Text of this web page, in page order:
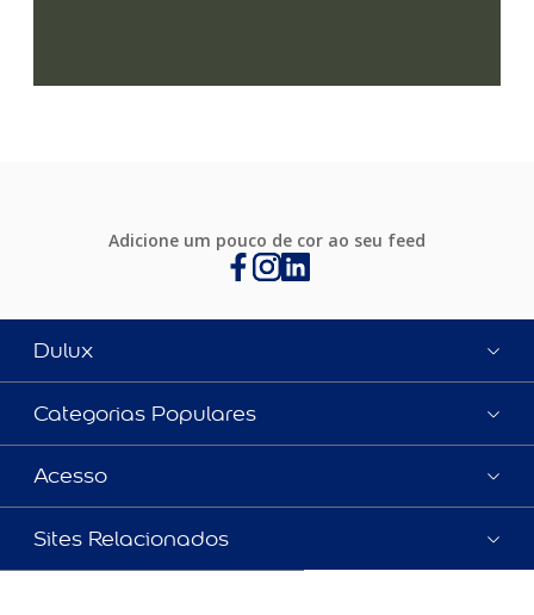
Adicione um pouco de cor ao seu feed
Dulux
Categorias Populares
Acesso
Sites Relacionados